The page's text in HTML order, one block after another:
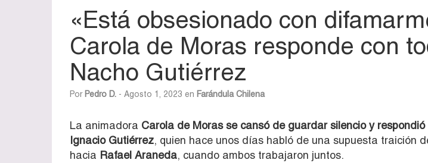
«Está obsesionado con
Carola de Moras responde con
Nacho Gutiérrez
Por Pedro D. - Agosto 1, 2023 en Farándula Chilena
La animadora Carola de Moras se cansó de guardar silencio y
Ignacio Gutiérrez, quien hace unos días habló de una supuesta traición
hacia Rafael Araneda, cuando ambos trabajaron juntos.